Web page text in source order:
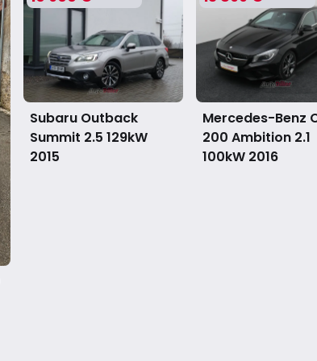
Subaru Outback
Summit 2.5 129kW
2015
Mercedes-Benz
200 Ambition 2.1
100kW 2016